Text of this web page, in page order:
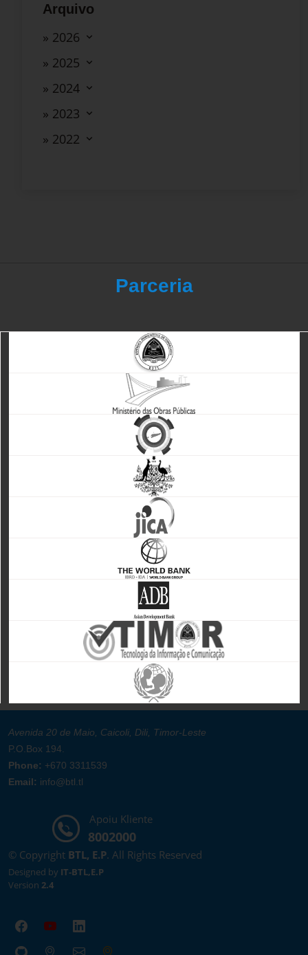
Arquivo
» 2026
» 2025
» 2024
» 2023
» 2022
Parceria
Avenida 20 de Maio, Caicoli, Dili, Timor-Leste
P.O.Box 194.
Phone: +670 3311539
Email: info@btl.tl
Apoiu Kliente
8002000
© Copyright BTL, E.P. All Rights Reserved
Designed by IT-BTL,E.P
Version 2.4